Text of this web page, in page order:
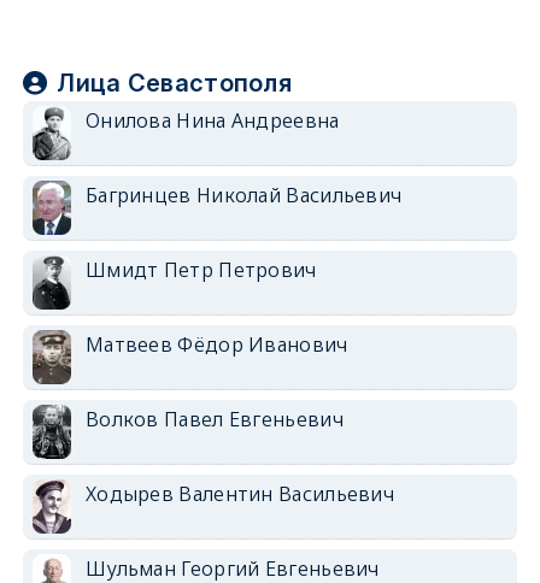
Лица Севастополя
Онилова Нина Андреевна
Багринцев Николай Васильевич
Шмидт Петр Петрович
Матвеев Фёдор Иванович
Волков Павел Евгеньевич
Ходырев Валентин Васильевич
Шульман Георгий Евгеньевич